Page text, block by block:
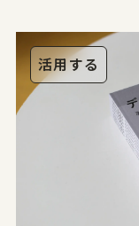
活用する